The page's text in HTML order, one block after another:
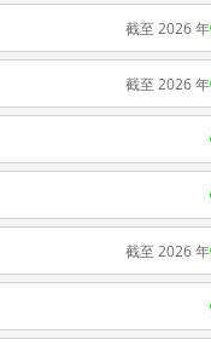
截至 2026 年
截至 2026 年
截至 2026 年